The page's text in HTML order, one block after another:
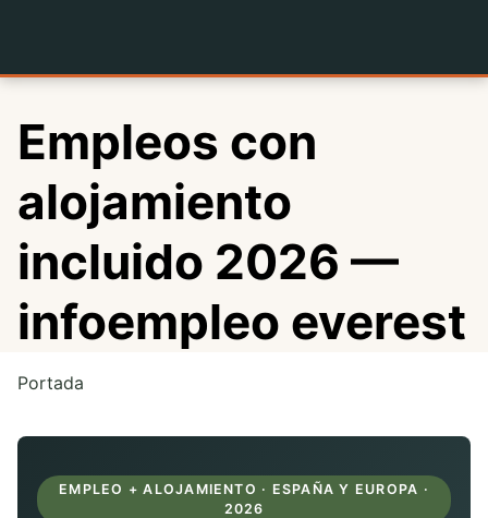
Empleos con
alojamiento
incluido 2026 —
infoempleo everest
Portada
EMPLEO + ALOJAMIENTO · ESPAÑA Y EUROPA ·
2026